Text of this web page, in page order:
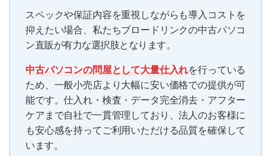
スペックや保証内容を重視しながらも導入コストを
抑えたい場合、私たちブロードリンクの中古パソコ
ン直販が有力な選択肢となります。
中古パソコンの問屋として大量仕入れを行っている
ため、一般小売店より大幅に安い価格での提供が可
能です。仕入れ・検査・データ完全消去・アフター
ケアまで自社で一貫管理しており、法人のお客様に
も安心感を持ってご利用いただける品質を確保して
います。